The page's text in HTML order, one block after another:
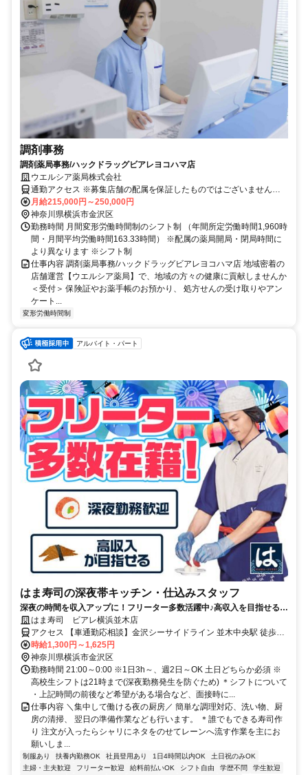
調剤事務
調剤薬局事務/ハックドラッグビアレヨコハマ店
ウエルシア薬局株式会社
通勤アクセス ※募集店舗の配属を保証したものではございませんの
で予めご了承ください ※配属店舗は上記店舗以外の可能性がござい
ます ※勤務店舗の指定は出来かねます。 勤務区分を下記の３つから
選択 ＜エリア職＞ 原則として転居を伴う異動はございません。 自宅
から50km圏内、通勤片道90分圏内での配属店舗となります。 ＜リー
ジョナル職＞ 異動の範囲は本拠地とその隣接県または直線距離で概
ね100km以内 ※社宅制度・赴任手当制度あり ＜ナショナル職＞ 全国
の店舗への異動あり ※社宅制度・赴任手当制度あり
月給215,000円～250,000円
神奈川県横浜市金沢区
勤務時間 月間変形労働時間制のシフト制 （年間所定労働時間1,960時
間・月間平均労働時間163.33時間） ※配属の薬局開局・閉局時間に
より異なります ※シフト制
仕事内容 調剤薬局事務/ハックドラッグビアレヨコハマ店 地域密着の
店舗運営【ウエルシア薬局】で、地域の方々の健康に貢献しませんか
＜受付＞ 保険証やお薬手帳のお預かり、 処方せんの受け取りやアン
ケート...
変形労働時間制
アルバイト・パート
はま寿司の深夜帯キッチン・仕込みスタッフ
深夜の時間を収入アップに！フリーター多数活躍中♪高収入を目指せる環
境です！
はま寿司 ビアレ横浜並木店
アクセス 【車通勤応相談】金沢シーサイドライン 並木中央駅 徒歩8
分
時給1,300円～1,625円
神奈川県横浜市金沢区
勤務時間 21:00～0:00 ※1日3h～、週2日～OK 土日どちらか必須 ※
高校生シフトは21時まで(深夜勤務発生を防ぐため) ＊シフトについて
・上記時間の前後など希望がある場合など、面接時に...
仕事内容 ＼集中して働ける夜の厨房／ 簡単な調理対応、洗い物、厨
房の清掃、 翌日の準備作業なども行います。 ＊誰でもできる寿司作
り 注文が入ったらシャリにネタをのせてレーンへ流す作業を主にお
願いしま...
制服あり 扶養内勤務OK 社員登用あり 1日4時間以内OK
土日祝のみOK
主婦・主夫歓迎
フリーター歓迎 給料前払いOK シフト自由 学歴不問
学生歓迎